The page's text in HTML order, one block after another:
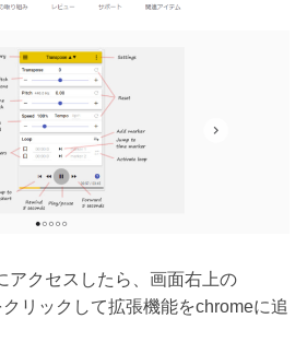
アクセスしたら、画面右上の
クリックして拡張機能をchromeに追